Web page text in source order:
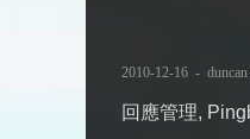
2010-12-16 - duncan
回應管理,